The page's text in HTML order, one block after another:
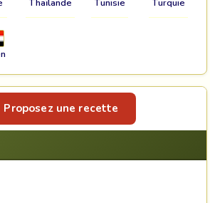
Thaïlande Tunisie Turquie
Proposez une recette